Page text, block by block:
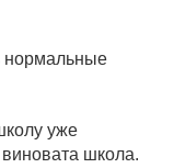
нормальные
уже
школа.